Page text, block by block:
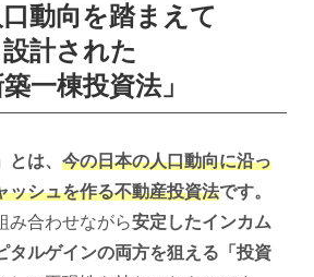
動向を踏まえて
設計された
築一棟投資法」
とは、 今の日本の人口動向に沿っ
ッシュを作る不動産投資法です。
み合わせながら安定したインカム
タルゲインの両方を狙える「投資